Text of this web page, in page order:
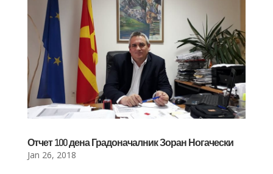
Отчет 100 дена Градоначалник Зоран Ногачески
Jan 26, 2018